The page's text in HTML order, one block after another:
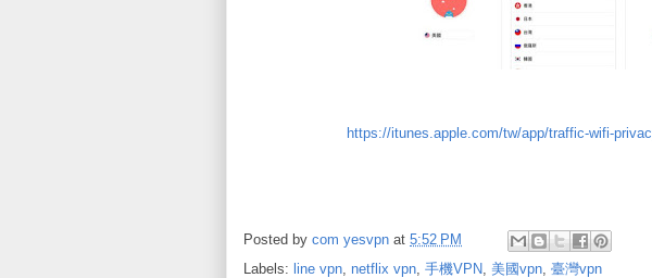
https://itunes.apple.com/tw/app/traffic-wifi-
Posted by com yesvpn at 5:52 PM
Labels: line vpn, netflix vpn, 手機VPN, 美國vpn, 臺灣vpn